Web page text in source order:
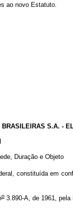
ao novo Estatuto.
S.A. -
Duração e Objeto
constituída em
o3.890-A, de 1961, pela